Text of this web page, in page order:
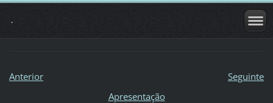
.
Anterior
Seguinte
Apresentação